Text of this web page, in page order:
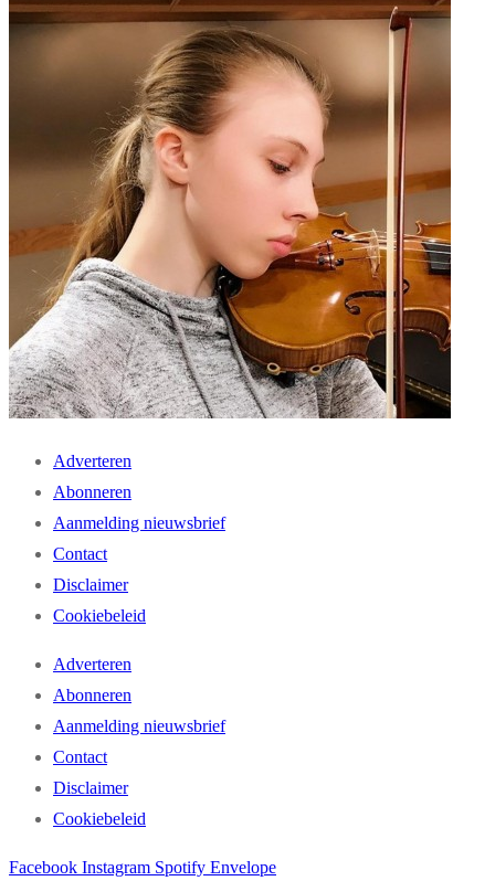
Adverteren
Abonneren
Aanmelding nieuwsbrief
Contact
Disclaimer
Cookiebeleid
Adverteren
Abonneren
Aanmelding nieuwsbrief
Contact
Disclaimer
Cookiebeleid
Facebook Instagram Spotify Envelope